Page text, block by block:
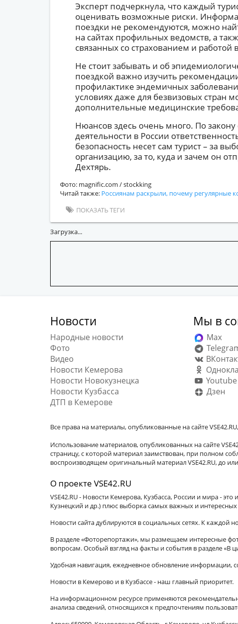
Эксперт подчеркнула, что каждый
оценивать возможные риски.
поездки не рекомендуются, можно
на сайтах профильных ведомств, а
связанных со страхованием и работой
Не стоит забывать и об
поездкой важно изучить
профилактике эндемичных
условиях даже для безвизовых стран
дополнительные медицинские
Нюансов здесь очень много. По закону
деятельности в России
безопасность несет сам турист – за
организацию, за то, куда и зачем он
Дехтярь.
Фото: magnific.com / stockking
Читай также: Россиянам раскрыли, почему регулярные
ПОКАЗАТЬ ТЕГИ
Загрузка...
Новости
Народные новости
Фото
Видео
Новости Кемерова
Новости Новокузнецка
Новости Кузбасса
ДТП в Кемерове
Мы в
Max
Youtube
Дзен
Все права на материалы, опубликованные на сайте
Использование материалов, опубликованных на сайте
страницу, с которой материал заимствован, при полном
воспроизводящем оригинальный материал VSE42.RU, до
О проекте VSE42.RU
VSE42.RU - Новости Кемерова, Кузбасса, России и мира -
Кузнецкий и др.) плюс выборка самых важных и
Новости сайта дублируются в социальных сетях. К каждой
В разделе «Фоторепортажи», мы размещаем интересные
вопросам. Особый взгляд на факты и события в разделе
Удобная навигация, ежедневное обновление информации,
Новости в Кемерово и в Кузбассе - наш главный приоритет.
На информационном ресурсе применяются
анализа сведений, относящихся к предпочтениям